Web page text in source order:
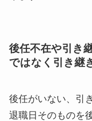
後任不在や引き
ではなく引き継
後任がいない、引
退職日そのものを